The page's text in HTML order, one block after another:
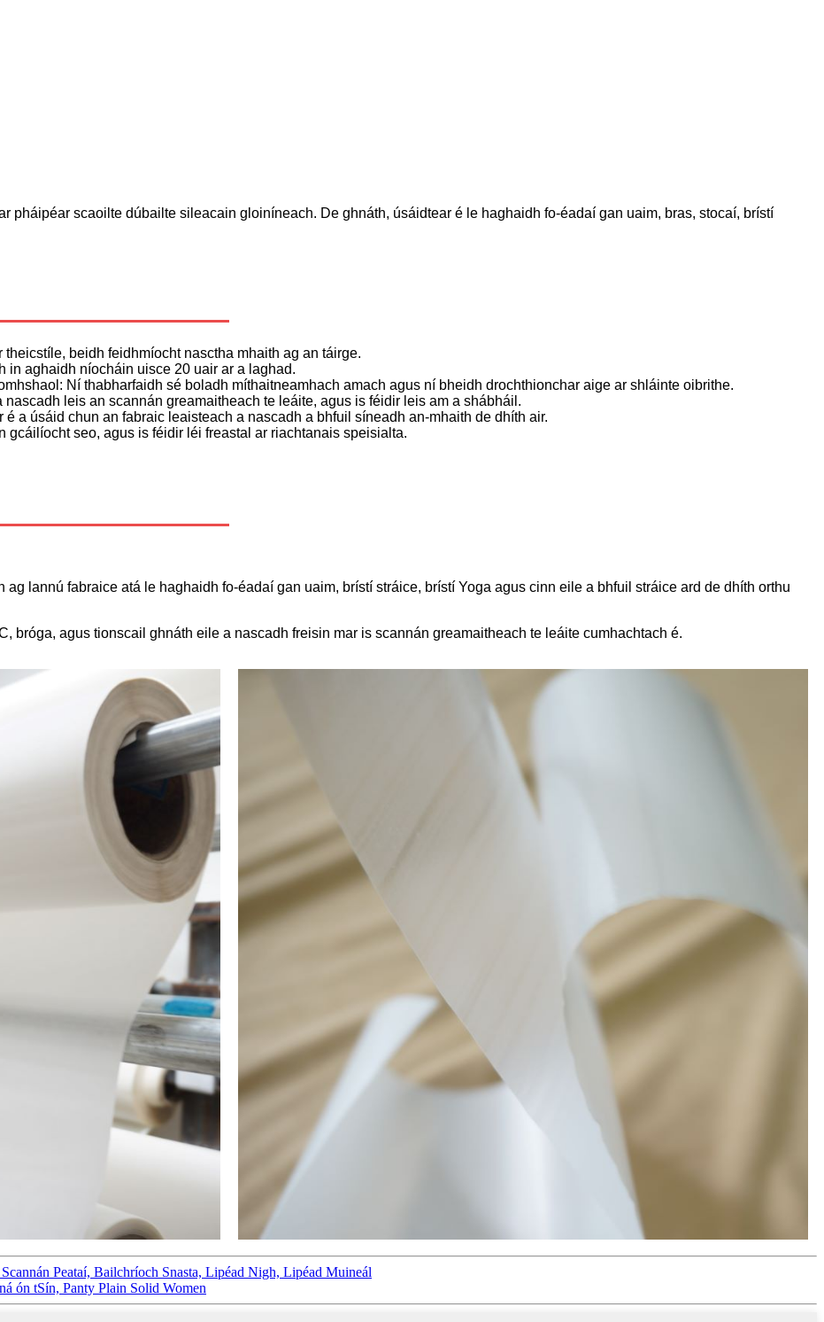
pháipéar scaoilte dúbailte sileacain gloiníneach. De ghnáth, úsáidtear é le haghaidh fo-éadaí gan uaim, bras, stocaí, brístí
beidh feidhmíocht nasctha mhaith ag an táirge.
in aghaidh níocháin uisce 20 uair ar a laghad.
Ní thabharfaidh sé boladh míthaitneamhach amach agus ní bheidh drochthionchar aige ar shláinte oibrithe.
leis an scannán greamaitheach te leáite, agus is féidir leis am a shábháil.
a úsáid chun an fabraic leaisteach a nascadh a bhfuil síneadh an-mhaith de dhíth air.
seo, agus is féidir léi freastal ar riachtanais speisialta.
lannú fabraice atá le haghaidh fo-éadaí gan uaim, brístí stráice, brístí Yoga agus cinn eile a bhfuil stráice ard de dhíth orthu
bróga, agus tionscail ghnáth eile a nascadh freisin mar is scannán greamaitheach te leáite cumhachtach é.
Peataí, Bailchríoch Snasta, Lipéad Nigh, Lipéad Muineál
ón tSín, Panty Plain Solid Women